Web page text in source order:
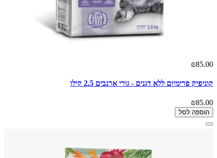
₪85.00
קוניפיק פרימיום ללא דגנים - גורי ארנבים 2.5 קילו
₪85.00
הוספה לסל